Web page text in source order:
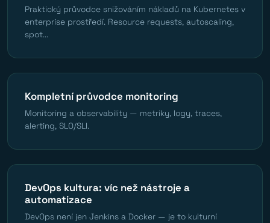
Praktický průvodce snižováním nákladů na Kubernetes v
enterprise prostředí. Resource requests, autoscaling,
spot...
Kompletní průvodce monitoring
Monitoring a observability — metriky, logy, traces,
alerting, SLO/SLI.
DevOps kultura: víc než nástroje a
automatizace
DevOps není jen Jenkins a Docker — je to kulturní